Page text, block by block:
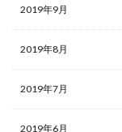
2019年9月
2019年8月
2019年7月
2019年6月